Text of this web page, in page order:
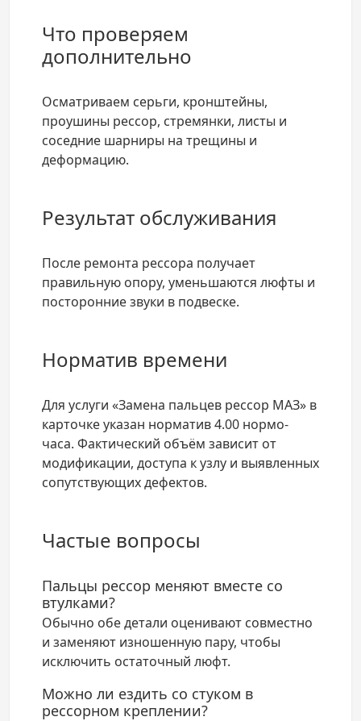
Что проверяем
дополнительно
Осматриваем серьги, кронштейны,
проушины рессор, стремянки, листы и
соседние шарниры на трещины и
деформацию.
Результат обслуживания
После ремонта рессора получает
правильную опору, уменьшаются люфты и
посторонние звуки в подвеске.
Норматив времени
Для услуги «Замена пальцев рессор МАЗ» в
карточке указан норматив 4.00 нормо-
часа. Фактический объём зависит от
модификации, доступа к узлу и выявленных
сопутствующих дефектов.
Частые вопросы
Пальцы рессор меняют вместе со
втулками?
Обычно обе детали оценивают совместно
и заменяют изношенную пару, чтобы
исключить остаточный люфт.
Можно ли ездить со стуком в
рессорном креплении?